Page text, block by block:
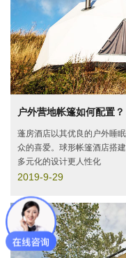
户外营地帐篷如何配置？
蓬房酒店以其优良的户外睡
众的喜爱。球形帐篷酒店搭
多元化的设计更人性化
2019-9-29